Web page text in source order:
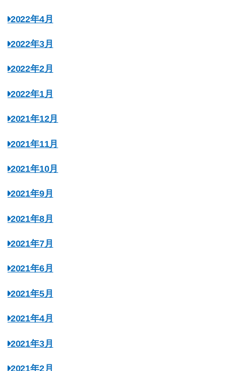
2022年4月
2022年3月
2022年2月
2022年1月
2021年12月
2021年11月
2021年10月
2021年9月
2021年8月
2021年7月
2021年6月
2021年5月
2021年4月
2021年3月
2021年2月